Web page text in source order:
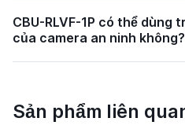
CBU-RLVF-1P có thể dùng
của camera an ninh không?
Sản phẩm liên